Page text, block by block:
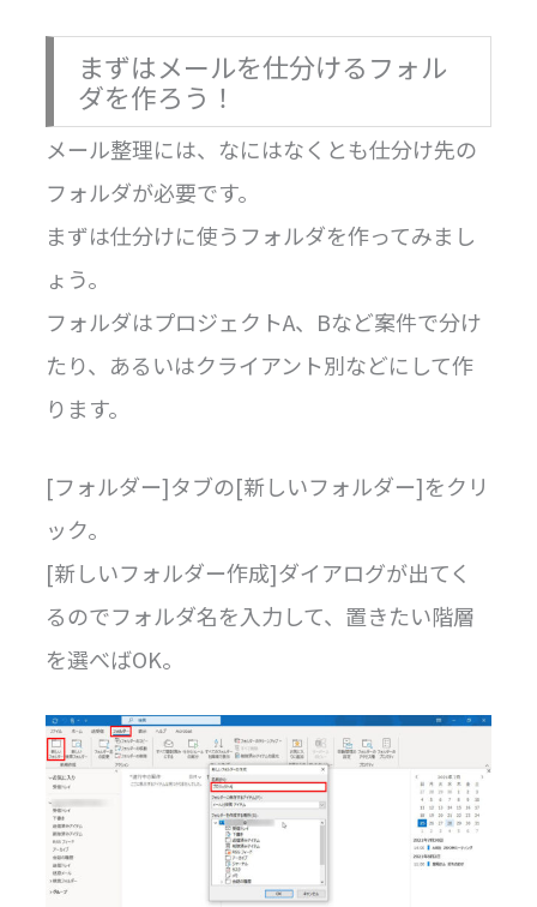
まずはメールを仕分けるフォル
ダを作ろう！
メール整理には、なにはなくとも仕分け先の
フォルダが必要です。
まずは仕分けに使うフォルダを作ってみまし
ょう。
フォルダはプロジェクトA、Bなど案件で分け
たり、あるいはクライアント別などにして作
ります。
[フォルダー]タブの[新しいフォルダー]をクリ
ック。
[新しいフォルダー作成]ダイアログが出てく
るのでフォルダ名を入力して、置きたい階層
を選べばOK。